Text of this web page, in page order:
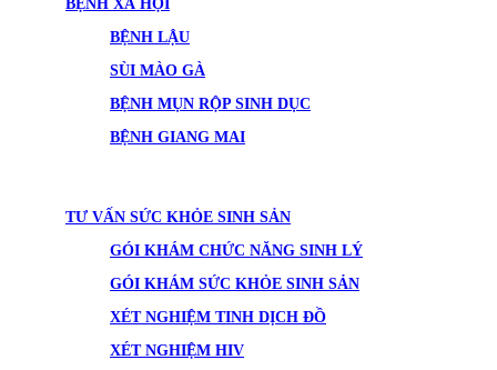
BỆNH XÃ HỘI
BỆNH LẬU
SÙI MÀO GÀ
BỆNH MỤN RỘP SINH DỤC
BỆNH GIANG MAI
TƯ VẤN SỨC KHỎE SINH SẢN
GÓI KHÁM CHỨC NĂNG SINH LÝ
GÓI KHÁM SỨC KHỎE SINH SẢN
XÉT NGHIỆM TINH DỊCH ĐỒ
XÉT NGHIỆM HIV